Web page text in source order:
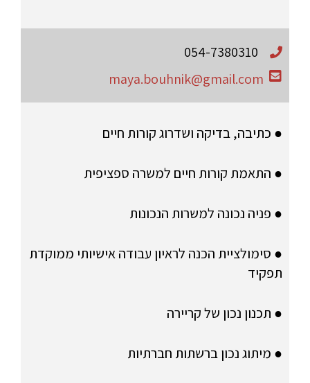
054-7380310
maya.bouhnik@gmail.com
● כתיבה, בדיקה ושדרוג קורות חיים
● התאמת קורות חיים למשרה ספציפית
● פניה נכונה למשרות הנכונות
● סימולציית הכנה לראיון עבודה אישיותי ממוקדת
תפקיד
● תכנון נכון של קריירה
● מיתוג נכון ברשתות חברתיות